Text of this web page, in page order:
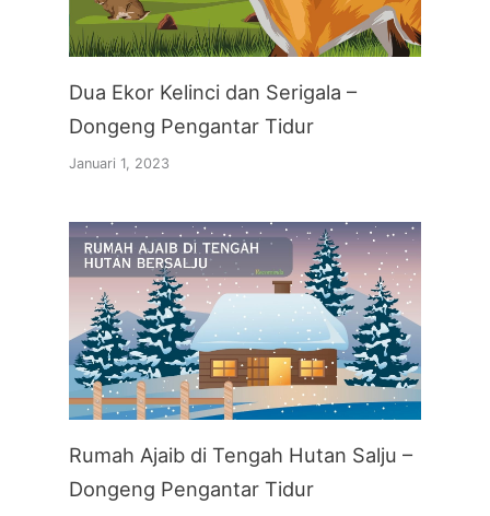
Dua Ekor Kelinci dan Serigala –
Dongeng Pengantar Tidur
Januari 1, 2023
Rumah Ajaib di Tengah Hutan Salju –
Dongeng Pengantar Tidur